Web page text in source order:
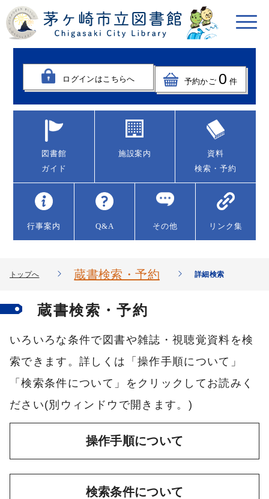
ログインはこちらへ 予約かご 0 件
図書館
ガイド
施設案内
資料
検索・予約
行事案内 Q&A その他 リンク集
トップへ 蔵書検索・予約 詳細検索
蔵書検索・予約
いろいろな条件で図書や雑誌・視聴覚資料を検
索できます。詳しくは「操作手順について」
「検索条件について」をクリックしてお読みく
ださい(別ウィンドウで開きます。)
操作手順について
検索条件について